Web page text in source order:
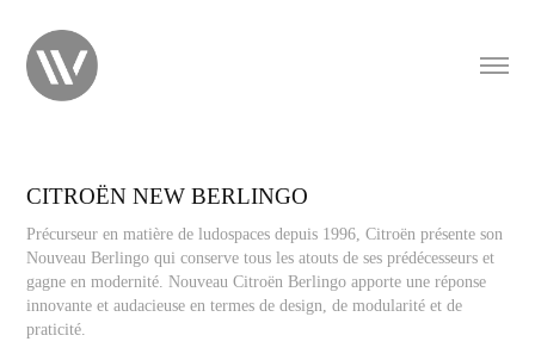
CITROËN NEW BERLINGO
Précurseur en matière de ludospaces depuis 1996, Citroën présente son
Nouveau Berlingo qui conserve tous les atouts de ses prédécesseurs et
gagne en modernité. Nouveau Citroën Berlingo apporte une réponse
innovante et audacieuse en termes de design, de modularité et de
praticité.